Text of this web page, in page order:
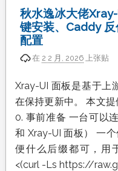
秋水逸冰大佬
键安装、Caddy 反
配置
在2 2 月, 2026 上张贴
Xray-UI 面板是基于上
在保持更新中。 本文提
0. 事前准备 一台可以
和 Xray-UI 面板） 一
便什么后缀都可，用
<(curl -Ls https://